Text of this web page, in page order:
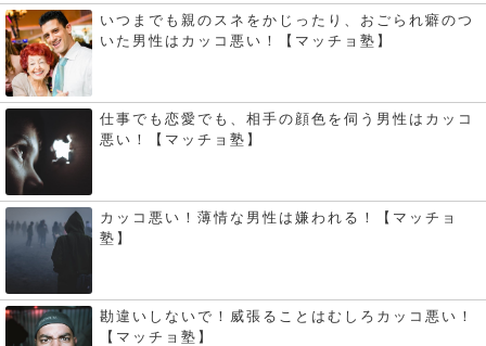
いつまでも親のスネをかじったり、おごられ癖のつ
いた男性はカッコ悪い！【マッチョ塾】
仕事でも恋愛でも、相手の顔色を伺う男性はカッコ
悪い！【マッチョ塾】
カッコ悪い！薄情な男性は嫌われる！【マッチョ
塾】
勘違いしないで！威張ることはむしろカッコ悪い！
【マッチョ塾】